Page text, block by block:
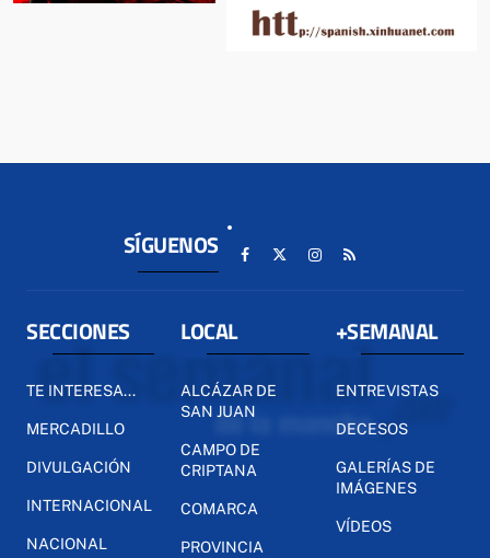
SÍGUENOS
SECCIONES
TE INTERESA...
MERCADILLO
DIVULGACIÓN
INTERNACIONAL
NACIONAL
LOCAL
ALCÁZAR DE
SAN JUAN
CAMPO DE
CRIPTANA
COMARCA
PROVINCIA
+SEMANAL
ENTREVISTAS
DECESOS
GALERÍAS DE
IMÁGENES
VÍDEOS